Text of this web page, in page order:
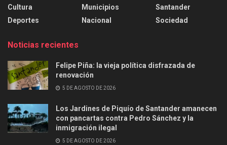
Cultura
Deportes
Municipios
Nacional
Santander
Sociedad
Noticias recientes
Felipe Piña: la vieja política disfrazada de
renovación
5 DE AGOSTO DE 2026
Los Jardines de Piquío de Santander amanecen
con pancartas contra Pedro Sánchez y la
inmigración ilegal
5 DE AGOSTO DE 2026